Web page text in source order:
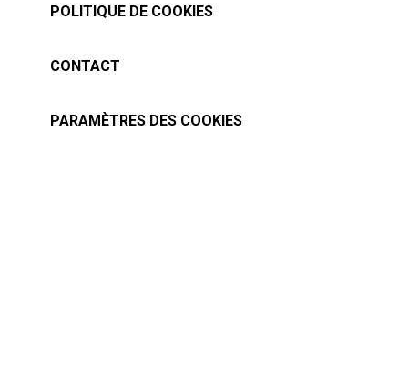
POLITIQUE DE COOKIES
CONTACT
PARAMÈTRES DES COOKIES